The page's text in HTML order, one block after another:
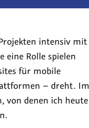
intensiv mit
eine Rolle spielen
für mobile
– dreht. Im
von denen ich heute